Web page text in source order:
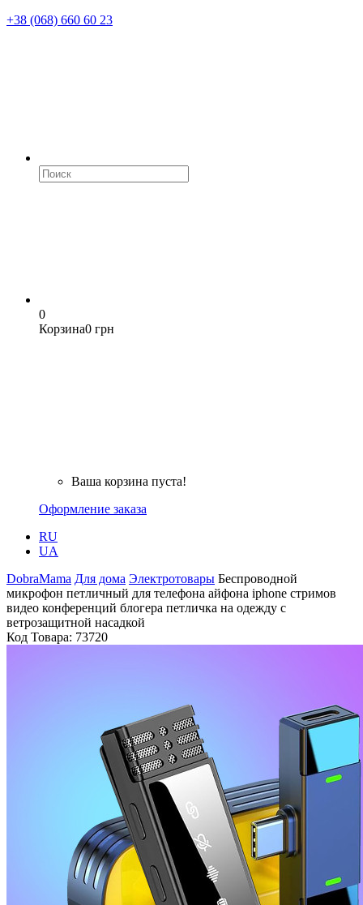
+38 (068) 660 60 23
0
Корзина0 грн
Ваша корзина пуста!
Оформление заказа
RU
UA
DobraMama Для дома Электротовары Беспроводной
микрофон петличный для телефона айфона iphone стримов
видео конференций блогера петличка на одежду с
ветрозащитной насадкой
Код Товара: 73720